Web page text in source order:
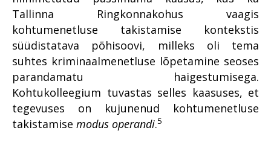
Tallinna Ringkonnakohus vaagis
kohtumenetluse takistamise kontekstis
süüdistatava põhisoovi, milleks oli tema
suhtes kriminaalmenetluse lõpetamine seoses
parandamatu haigestumisega.
Kohtukolleegium tuvastas selles kaasuses, et
tegevuses on kujunenud kohtumenetluse
takistamise modus operandi.5